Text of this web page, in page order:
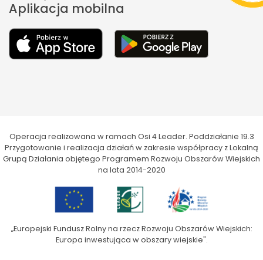
Aplikacja mobilna
Operacja realizowana w ramach Osi 4 Leader. Poddziałanie 19.3
Przygotowanie i realizacja działań w zakresie współpracy z Lokalną
Grupą Działania objętego Programem Rozwoju Obszarów Wiejskich
na lata 2014-2020
„Europejski Fundusz Rolny na rzecz Rozwoju Obszarów Wiejskich:
Europa inwestująca w obszary wiejskie".